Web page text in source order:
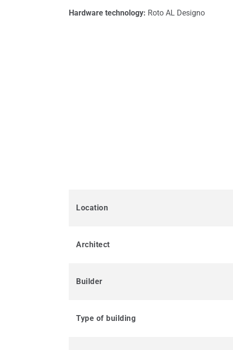
Hardware technology: Roto AL Designo
Location
Architect
Builder
Type of building